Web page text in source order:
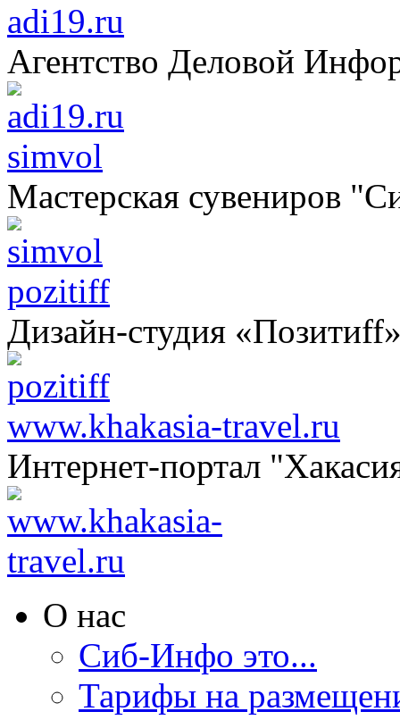
adi19.ru
Агентство Деловой
simvol
Мастерская сувениров
pozitiff
Дизайн-студия
www.khakasia-travel.ru
Интернет-портал
О нас
Сиб-Инфо это...
Тарифы на